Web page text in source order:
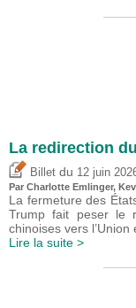
La redirection
Billet du 12 juin
Par Charlotte Emlinger,
La fermeture des
Trump fait peser le
chinoises vers
Lire la suite >